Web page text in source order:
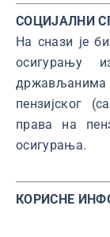
СОЦИЈАЛНИ
На снази је
осигурању
држављанима
пензијског
права на
осигурања.
КОРИСНЕ